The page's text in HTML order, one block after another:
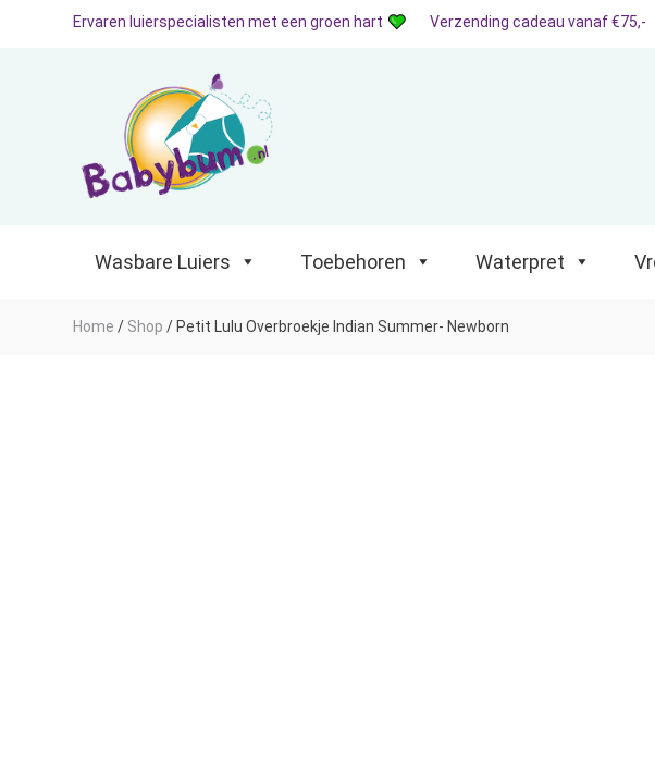
Wasbare Luiers Toebehoren
Ervaren luierspecialisten met een groen hart Verzending cadeau vanaf €75,-
Wasbare Luiers Toebehoren Waterpret
Home / Shop / Petit Lulu Overbroekje Indian Summer- Newborn